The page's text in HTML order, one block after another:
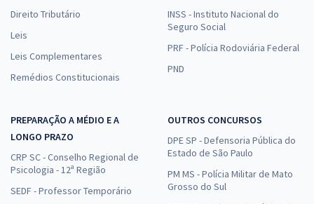
Direito Tributário
Leis
Leis Complementares
Remédios Constitucionais
INSS - Instituto Nacional do
Seguro Social
PRF - Polícia Rodoviária Federal
PND
PREPARAÇÃO A MÉDIO E A
LONGO PRAZO
CRP SC - Conselho Regional de
Psicologia - 12ª Região
SEDF - Professor Temporário
OUTROS CONCURSOS
DPE SP - Defensoria Pública do
Estado de São Paulo
PM MS - Polícia Militar de Mato
Grosso do Sul